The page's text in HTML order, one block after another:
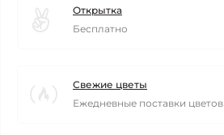
Открытка
Бесплатно
Свежие цветы
Ежедневные поставки цветов